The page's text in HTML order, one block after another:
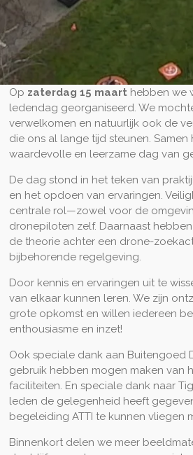
Op zaterdag 15 maarthebben we
ledendag georganiseerd. We
verwelkomen en natuurlijk ook de
die ons al lange tijd steunen.
waardevolle en leerzame dag van
De dag stond in het teken van
en het opdoen van ervaringen.
centrale rol—zowel voor de
dronepiloten zelf. Daarnaast
de theorie achter een drone-
bijbehorende regelgeving.
Door kennis en ervaringen uit te
van elkaar kunnen leren. We zijn
grote opkomst en willen iedereen
enthousiasme en inzet!
Ook speciale dank aan Buitengoed
gebruik hebben mogen maken van
faciliteiten. En speciale dank naar
leden de gelegenheid heeft
begeleiding ATTI te kunnen vliegen
Binnenkort delen we meer